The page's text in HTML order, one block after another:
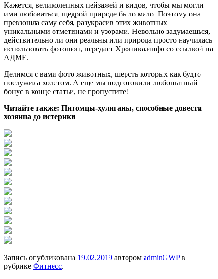
Кажется, великолепных пейзажей и видов, чтобы мы могли
ими любоваться, щедрой природе было мало. Поэтому она
превзошла саму себя, разукрасив этих животных
уникальными отметинами и узорами. Невольно задумаешься,
действительно ли они реальны или природа просто научилась
использовать фотошоп, передает Хроника.инфо со ссылкой на
АДМЕ.
Делимся с вами фото животных, шерсть которых как будто
послужила холстом. А еще мы подготовили любопытный
бонус в конце статьи, не пропустите!
Читайте также: Питомцы-хулиганы, способные довести
хозяина до истерики
Запись опубликована 19.02.2019 автором adminGWPв
рубрике Фитнесс.